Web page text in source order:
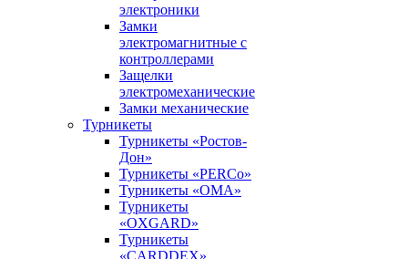
электроники
Замки
электромагнитные с
контроллерами
Защелки
электромеханические
Замки механические
Турникеты
Турникеты «Ростов-
Дон»
Турникеты «PERCo»
Турникеты «ОМА»
Турникеты
«OXGARD»
Турникеты
«CARDDEX»